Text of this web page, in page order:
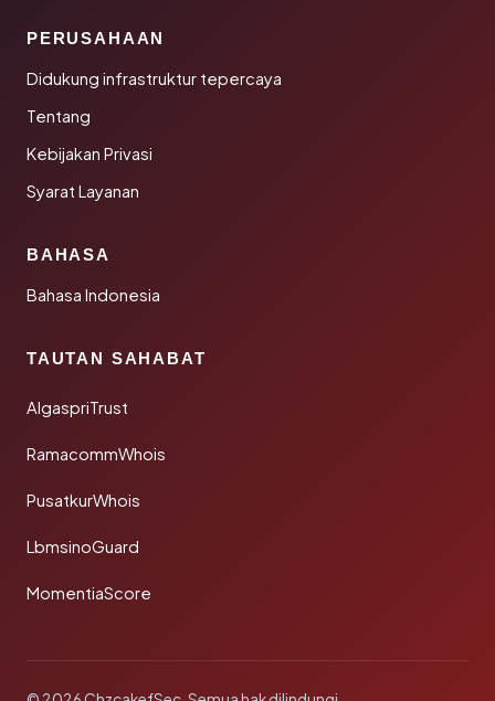
PERUSAHAAN
Didukung infrastruktur tepercaya
Tentang
Kebijakan Privasi
Syarat Layanan
BAHASA
Bahasa Indonesia
TAUTAN SAHABAT
AlgaspriTrust
RamacommWhois
PusatkurWhois
LbmsinoGuard
MomentiaScore